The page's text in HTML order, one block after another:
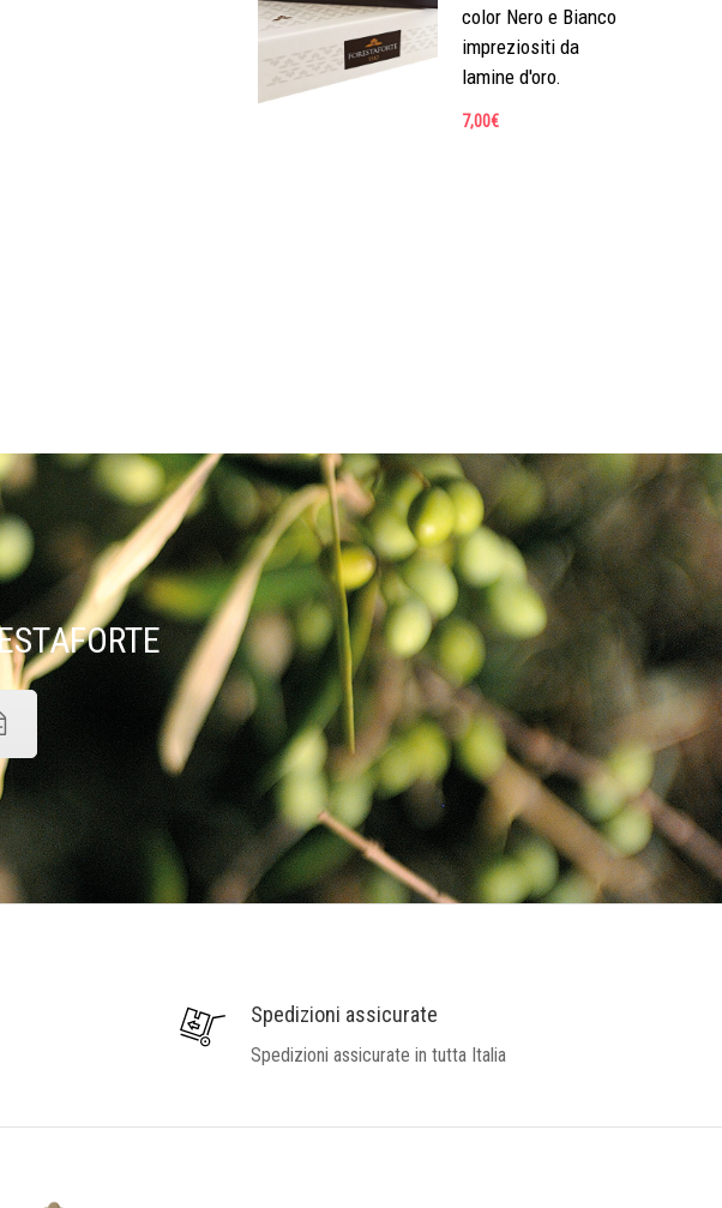
color Nero e Bianco
impreziositi da
lamine d'oro.
7,00€
Spedizioni assicurate
Spedizioni assicurate in tutta Italia